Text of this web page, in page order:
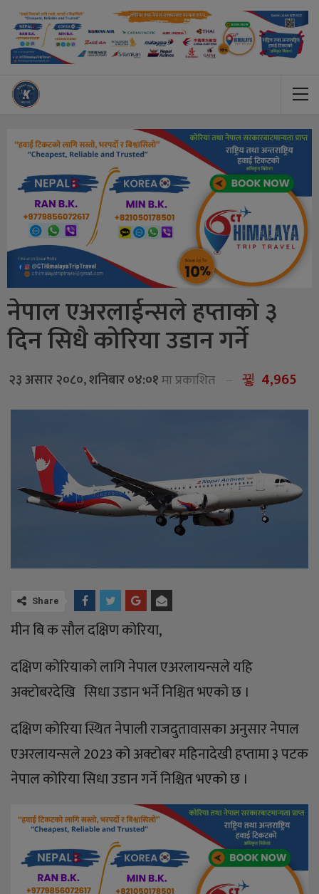
नेपाल एअरलाईन्सले हप्ताको ३
दिन सिधै कोरिया उडान गर्ने
२३ असार २०८०, शनिबार ०४:०१मा प्रकाशित 4,965
Share
मीन बि क सौल दक्षिण कोरिया,
दक्षिण कोरियाको लागि नेपाल एअरलायन्सले यहि
अक्टोबरदेखि सिधा उडान भर्ने निश्चित भएको छ ।
दक्षिण कोरिया स्थित नेपाली राजदुतावासका अनुसार नेपाल
एअरलायन्सले 2023 को अक्टोबर महिनादेखी हप्तामा ३ पटक
नेपाल कोरिया सिधा उडान गर्ने निश्चित भएको छ ।